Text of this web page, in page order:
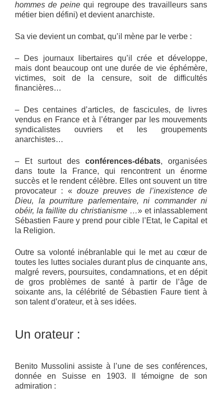
hommes de peinequi regroupe des travailleurs sans
métier bien défini) et devient anarchiste.
Sa vie devient un combat, qu’il mène par le verbe :
– Des journaux libertaires qu’il crée et développe,
mais dont beaucoup ont une durée de vie éphémère,
victimes, soit de la censure, soit de difficultés
financières…
– Des centaines d’articles, de fascicules, de livres
vendus en France et à l’étranger par les mouvements
syndicalistes ouvriers et les groupements
anarchistes…
– Et surtout des conférences-débats, organisées
dans toute la France, qui rencontrent un énorme
succès et le rendent célèbre. Elles ont souvent un titre
provocateur : « douze preuves de l’inexistence de
Dieu, la pourriture parlementaire, ni commander ni
obéir, la faillite du christianisme …» et inlassablement
Sébastien Faure y prend pour cible l’Etat, le Capital et
la Religion.
Outre sa volonté inébranlable qui le met au cœur de
toutes les luttes sociales durant plus de cinquante ans,
malgré revers, poursuites, condamnations, et en dépit
de gros problèmes de santé à partir de l’âge de
soixante ans, la célébrité de Sébastien Faure tient à
son talent d’orateur, et à ses idées.
Un orateur :
Benito Mussolini assiste à l’une de ses conférences,
donnée en Suisse en 1903. Il témoigne de son
admiration :